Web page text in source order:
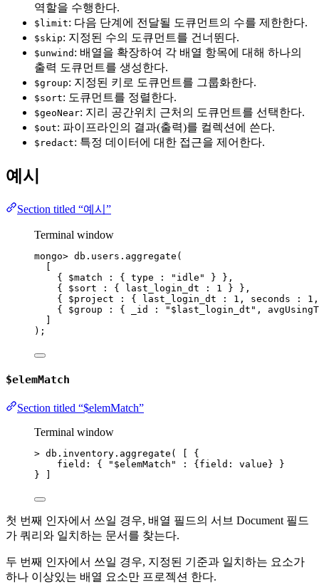
역할을 수행한다.
$limit: 다음 단계에 전달될 도큐먼트의 수를 제한한다.
$skip: 지정된 수의 도큐먼트를 건너뛴다.
$unwind : 배열을 확장하여 각 배열 항목에 대해 하나의
출력 도큐먼트를 생성한다.
$group: 지정된 키로 도큐먼트를 그룹화한다.
$sort: 도큐먼트를 정렬한다.
$geoNear: 지리 공간위치 근처의 도큐먼트를 선택한다.
$out: 파이프라인의 결과(출력)를 컬렉션에 쓴다.
$redact: 특정 데이터에 대한 접근을 제어한다.
예시
Section titled “예시”
Terminal window
mongo> db.users.aggregate (
[
{ $match : { type : " idle "
} },
{ $sort : { last_login_dt : 1
} },
{ $project : { last_login_dt : 1, seconds :
{ $group : { _id : " $last_login_dt " ,
]
);
$elemMatch
Section titled “$elemMatch”
Terminal window
> db.inventory.aggregate( [ {
field: {
" $elemMatch " :
{field: value} }
} ]
첫 번째 인자에서 쓰일 경우, 배열 필드의 서브 Document 필드
가 쿼리와 일치하는 문서를 찾는다.
두 번째 인자에서 쓰일 경우, 지정된 기준과 일치하는 요소가
하나 이상있는 배열 요소만 프로젝션 한다.